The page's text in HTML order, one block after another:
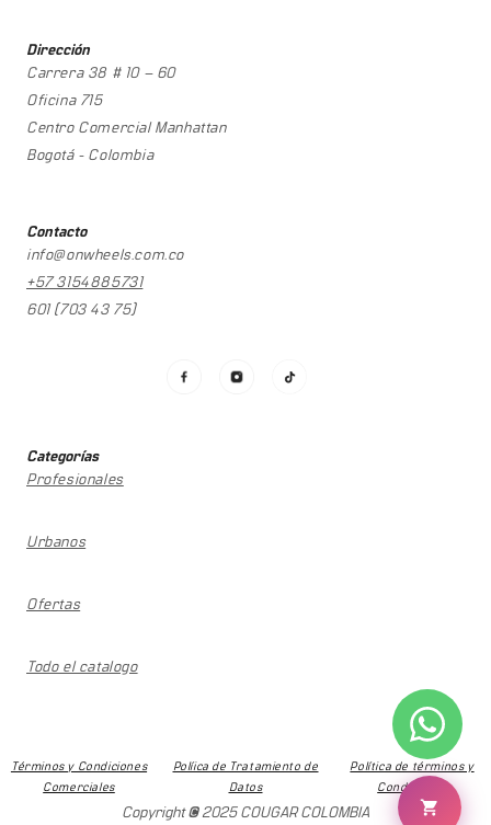
Dirección
Carrera 38 # 10 – 60
Oficina 715
Centro Comercial Manhattan
Bogotá - Colombia
Contacto
info@onwheels.com.co
+57 3154885731
601 (703 43 75)
Categorías
Profesionales
Urbanos
Ofertas
Todo el catalogo
Términos y Condiciones
Comerciales
Políica de Tratamiento de
Datos
Política de términos y
Condiciones
Copyright © 2025 COUGAR COLOMBIA